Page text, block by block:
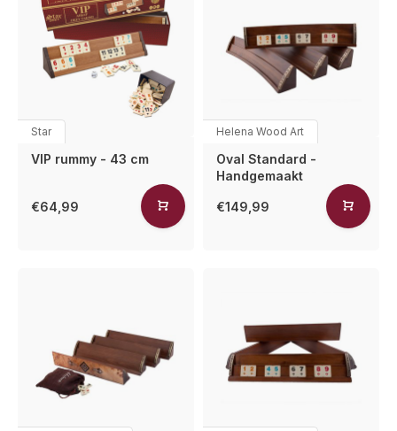
Star
VIP rummy - 43 cm
€64,99
Helena Wood Art
Oval Standard -
Handgemaakt
€149,99